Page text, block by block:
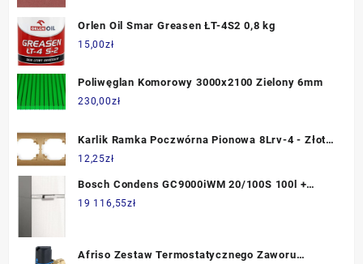
Orlen Oil Smar Greasen ŁT-4S2 0,8 kg
15,00zł
Poliwęglan Komorowy 3000x2100 Zielony 6mm
230,00zł
Karlik Ramka Poczwórna Pionowa 8Lrv-4 - Złoty
Metalik
12,25zł
Bosch Condens GC9000iWM 20/100S 100l +
CW400 + zestaw do szachtu AZB 616/1
19 116,55zł
Afriso Zestaw Termostatycznego Zaworu